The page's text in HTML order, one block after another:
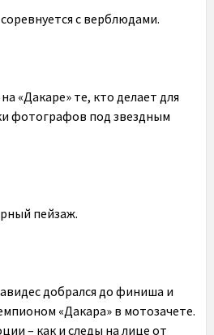
с верблюдами.
«Дакаре» те, кто делает для
фотографов под звездным
пейзаж.
добрался до финиша и
«Дакара» в мотозачете.
– как и следы на лице от